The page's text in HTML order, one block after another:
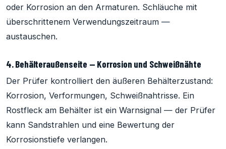
oder Korrosion an den Armaturen. Schläuche mit
überschrittenem Verwendungszeitraum —
austauschen.
4. Behälteraußenseite — Korrosion und Schweißnähte
Der Prüfer kontrolliert den äußeren Behälterzustand:
Korrosion, Verformungen, Schweißnahtrisse. Ein
Rostfleck am Behälter ist ein Warnsignal — der Prüfer
kann Sandstrahlen und eine Bewertung der
Korrosionstiefe verlangen.